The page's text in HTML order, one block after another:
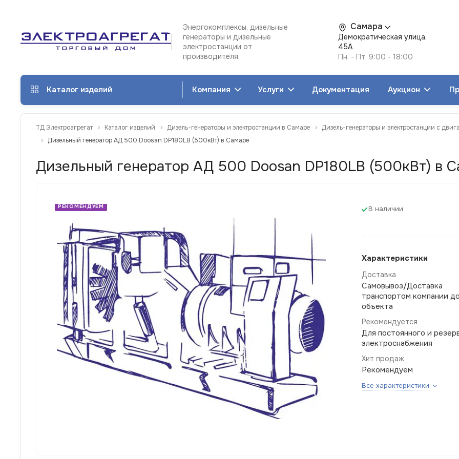
Энергокомплексы, дизельные
генераторы и дизельные
электростанции от
производителя
Самара
Демократическая улица,
45А
Пн. - Пт. 9:00 - 18:00
Каталог изделий Компания Услуги Документация Аукцион
ТД Электроагрегат Каталог изделий Дизель-генераторы и электростанции в Самаре
Дизель-генераторы и электростанции с
Дизельный генератор АД 500 Doosan DP180LB (500кВт) в Самаре
Дизельный генератор АД 500 Doosan DP180LB (500кВт) в
РЕКОМЕНДУЕМ В наличии
Характеристики
Доставка
Самовывоз/Доставка
транспортом компании
объекта
Рекомендуется
Для постоянного и
электроснабжения
Хит продаж
Рекомендуем
Все характеристики